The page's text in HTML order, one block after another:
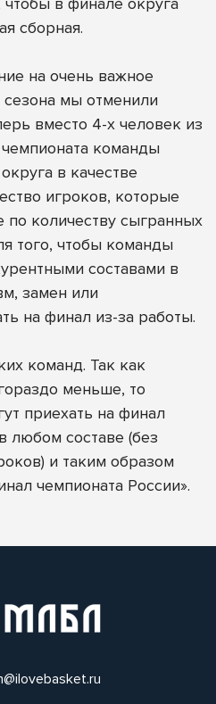
сборная.
на очень важное
сезона мы отменили
вместо 4-х человек из
команды
в качестве
игроков, которые
по количеству сыгранных
того, чтобы команды
составами в
замен или
на финал из-за работы.
команд. Так как
меньше, то
приехать на финал
любом составе (без
и таким образом
чемпионата России».